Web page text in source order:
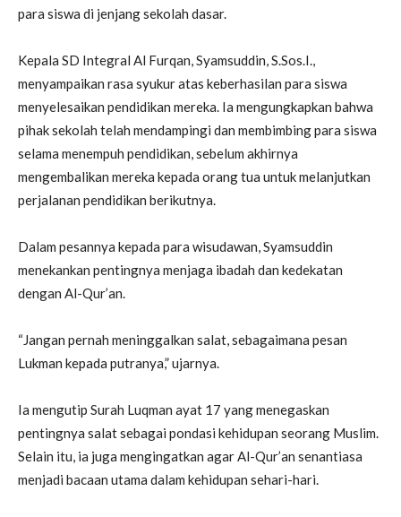
para siswa di jenjang sekolah dasar.
Kepala SD Integral Al Furqan, Syamsuddin, S.Sos.I.,
menyampaikan rasa syukur atas keberhasilan para siswa
menyelesaikan pendidikan mereka. Ia mengungkapkan bahwa
pihak sekolah telah mendampingi dan membimbing para siswa
selama menempuh pendidikan, sebelum akhirnya
mengembalikan mereka kepada orang tua untuk melanjutkan
perjalanan pendidikan berikutnya.
Dalam pesannya kepada para wisudawan, Syamsuddin
menekankan pentingnya menjaga ibadah dan kedekatan
dengan Al-Qur’an.
“Jangan pernah meninggalkan salat, sebagaimana pesan
Lukman kepada putranya,” ujarnya.
Ia mengutip Surah Luqman ayat 17 yang menegaskan
pentingnya salat sebagai pondasi kehidupan seorang Muslim.
Selain itu, ia juga mengingatkan agar Al-Qur’an senantiasa
menjadi bacaan utama dalam kehidupan sehari-hari.